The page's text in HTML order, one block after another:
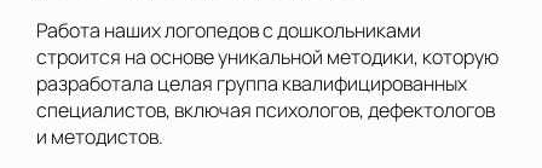
Работа наших логопедов с дошкольниками
строится на основе уникальной методики, которую
разработала целая группа квалифицированных
специалистов, включая психологов, дефектологов
и методистов.